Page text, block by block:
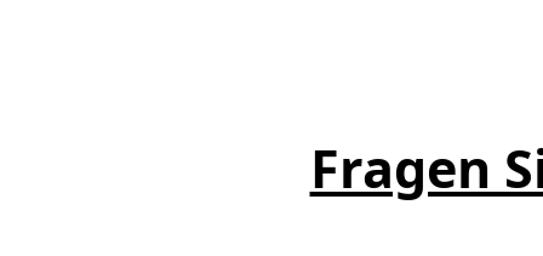
Fragen